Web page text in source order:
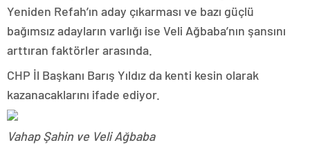
Yeniden Refah’ın aday çıkarması ve bazı güçlü
bağımsız adayların varlığı ise Veli Ağbaba’nın şansını
arttıran faktörler arasında.
CHP İl Başkanı Barış Yıldız da kenti kesin olarak
kazanacaklarını ifade ediyor.
Vahap Şahin ve Veli Ağbaba